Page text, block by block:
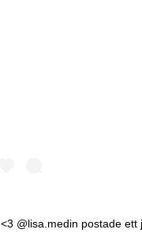
<3 @lisa.medin postade ett